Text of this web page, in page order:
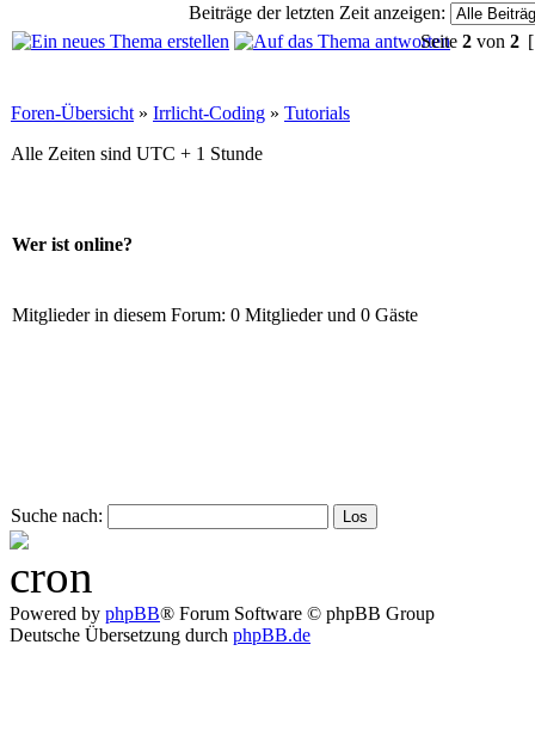
Beiträge der letzten Zeit anzeigen:
Seite 2 von 2
Foren-Übersicht » Irrlicht-Coding » Tutorials
Alle Zeiten sind UTC + 1 Stunde
Wer ist online?
Mitglieder in diesem Forum: 0 Mitglieder und 0 Gäste
Suche nach:
Powered by phpBB® Forum Software © phpBB Group
Deutsche Übersetzung durch phpBB.de